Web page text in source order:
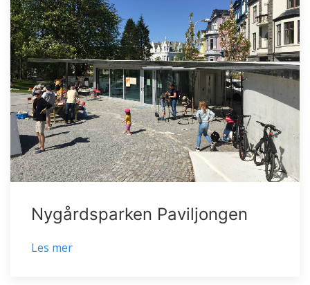
Nygårdsparken Paviljongen
Les mer